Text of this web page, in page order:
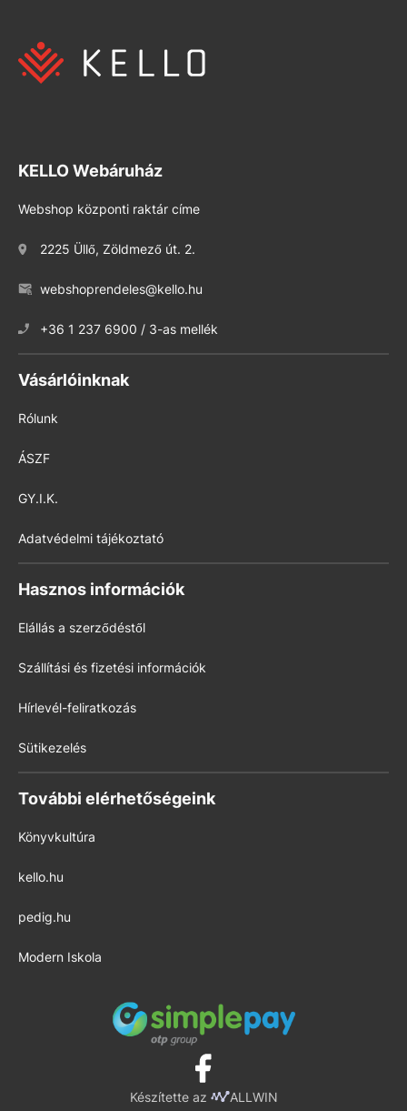
KELLO Webáruház
Webshop központi raktár címe
2225 Üllő, Zöldmező út. 2.
webshoprendeles@kello.hu
+36 1 237 6900 / 3-as mellék
Vásárlóinknak
Rólunk
ÁSZF
GY.I.K.
Adatvédelmi tájékoztató
Hasznos információk
Elállás a szerződéstől
Szállítási és fizetési információk
Hírlevél-feliratkozás
Sütikezelés
További elérhetőségeink
Könyvkultúra
kello.hu
pedig.hu
Modern Iskola
Készítette az ALLWIN